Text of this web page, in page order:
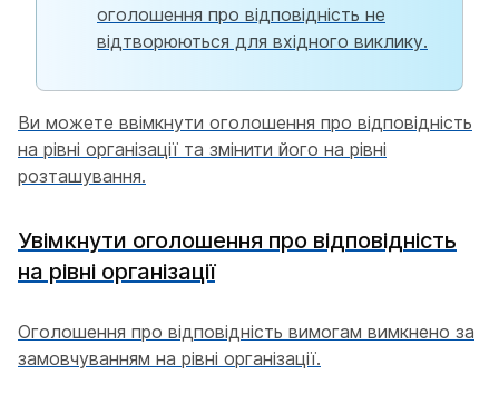
оголошення про відповідність не
відтворюються для вхідного виклику.
Ви можете ввімкнути оголошення про відповідність
на рівні організації та змінити його на рівні
розташування.
Увімкнути оголошення про відповідність
на рівні організації
Оголошення про відповідність вимогам вимкнено за
замовчуванням на рівні організації.